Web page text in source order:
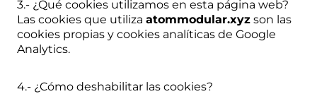
3.- ¿Qué cookies utilizamos en esta página web?
Las cookies que utiliza atommodular.xyz son las
cookies propias y cookies analíticas de Google
Analytics.
4.- ¿Cómo deshabilitar las cookies?